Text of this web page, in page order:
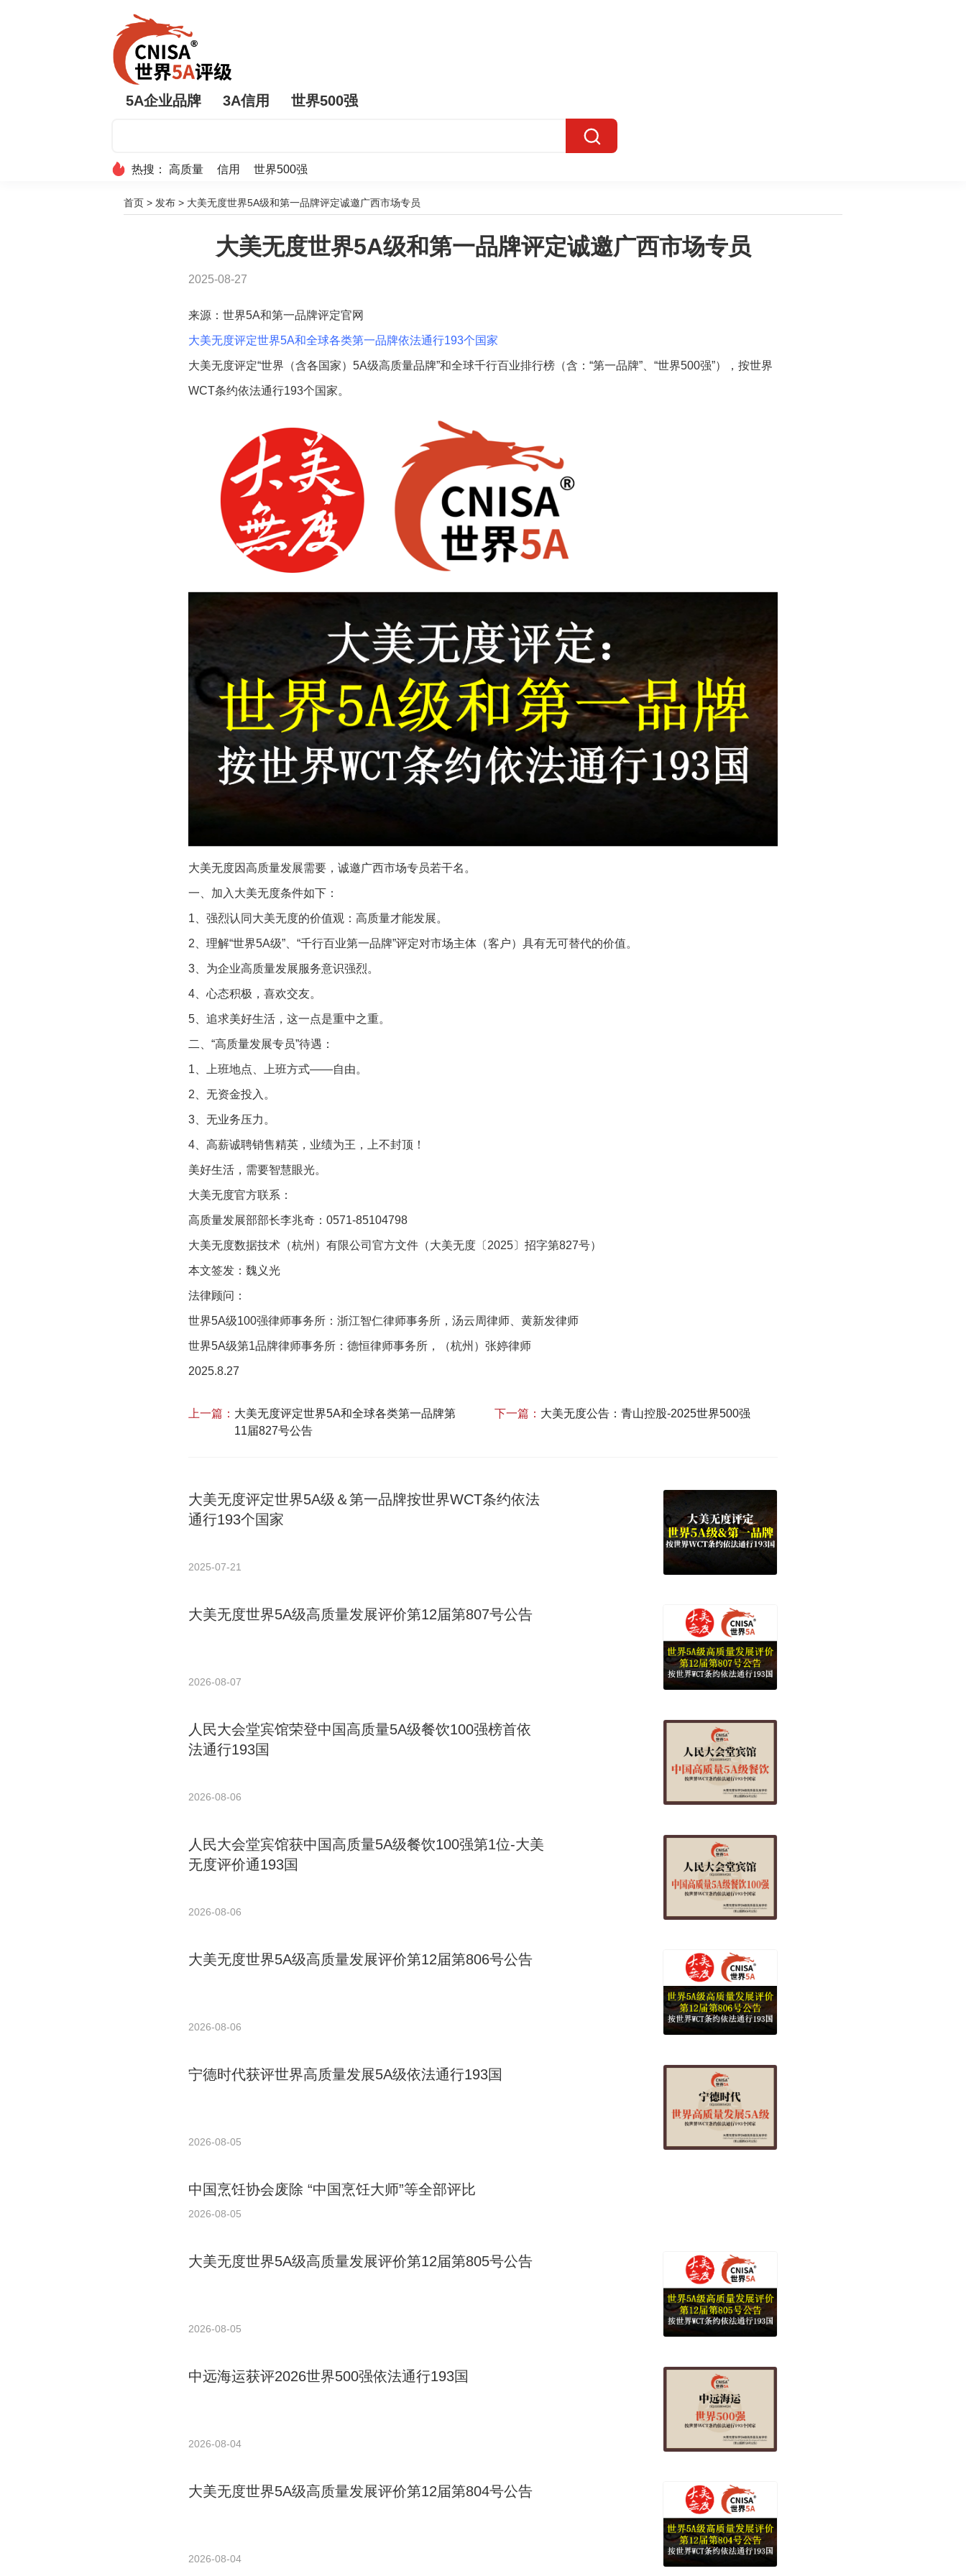
5A企业品牌 3A信用 世界500强
热搜： 高质量 信用 世界500强
首页 > 发布 > 大美无度世界5A级和第一品牌评定诚邀广西市场专员
大美无度世界5A级和第一品牌评定诚邀广西市场专员
2025-08-27
来源：世界5A和第一品牌评定官网
大美无度评定世界5A和全球各类第一品牌依法通行193个国家
大美无度评定“世界（含各国家）5A级高质量品牌”和全球千行百业排行榜（含：“第一品牌”、“世界500强”），按世界
WCT条约依法通行193个国家。
大美无度因高质量发展需要，诚邀广西市场专员若干名。
一、加入大美无度条件如下：
1、强烈认同大美无度的价值观：高质量才能发展。
2、理解“世界5A级”、“千行百业第一品牌”评定对市场主体（客户）具有无可替代的价值。
3、为企业高质量发展服务意识强烈。
4、心态积极，喜欢交友。
5、追求美好生活，这一点是重中之重。
二、“高质量发展专员”待遇：
1、上班地点、上班方式——自由。
2、无资金投入。
3、无业务压力。
4、高薪诚聘销售精英，业绩为王，上不封顶！
美好生活，需要智慧眼光。
大美无度官方联系：
高质量发展部部长李兆奇：0571-85104798
大美无度数据技术（杭州）有限公司官方文件（大美无度〔2025〕招字第827号）
本文签发：魏义光
法律顾问：
世界5A级100强律师事务所：浙江智仁律师事务所，汤云周律师、黄新发律师
世界5A级第1品牌律师事务所：德恒律师事务所，（杭州）张婷律师
2025.8.27
上一篇： 大美无度评定世界5A和全球各类第一品牌第
11届827号公告
下一篇： 大美无度公告：青山控股-2025世界500强
大美无度评定世界5A级＆第一品牌按世界WCT条约依法
通行193个国家
2025-07-21
大美无度世界5A级高质量发展评价第12届第807号公告
2026-08-07
人民大会堂宾馆荣登中国高质量5A级餐饮100强榜首依
法通行193国
2026-08-06
人民大会堂宾馆获中国高质量5A级餐饮100强第1位-大美
无度评价通193国
2026-08-06
大美无度世界5A级高质量发展评价第12届第806号公告
2026-08-06
宁德时代获评世界高质量发展5A级依法通行193国
2026-08-05
中国烹饪协会废除 “中国烹饪大师”等全部评比
2026-08-05
大美无度世界5A级高质量发展评价第12届第805号公告
2026-08-05
中远海运获评2026世界500强依法通行193国
2026-08-04
大美无度世界5A级高质量发展评价第12届第804号公告
2026-08-04